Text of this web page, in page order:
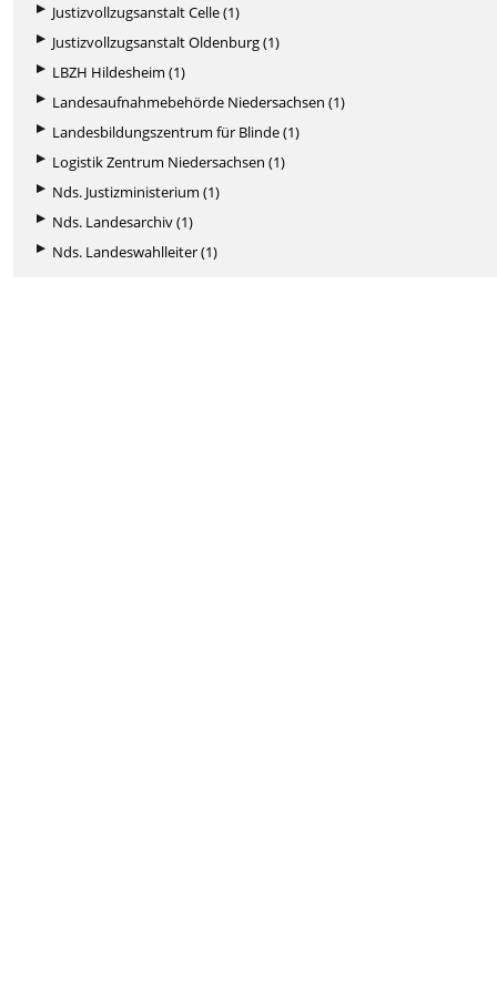
Justizvollzugsanstalt Celle (1)
Justizvollzugsanstalt Oldenburg (1)
LBZH Hildesheim (1)
Landesaufnahmebehörde Niedersachsen (1)
Landesbildungszentrum für Blinde (1)
Logistik Zentrum Niedersachsen (1)
Nds. Justizministerium (1)
Nds. Landesarchiv (1)
Nds. Landeswahlleiter (1)